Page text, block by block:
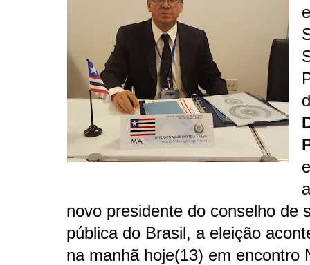
novo presidente do conselho de
pública do Brasil, a eleição
na manhãhoje(13) em encontro